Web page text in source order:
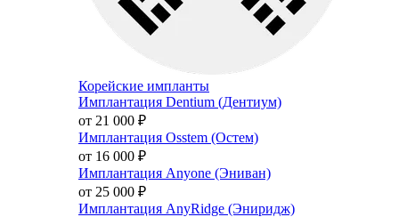
Корейские импланты
Имплантация Dentium (Дентиум)
от 21 000 ₽
Имплантация Osstem (Остем)
от 16 000 ₽
Имплантация Anyone (Эниван)
от 25 000 ₽
Имплантация AnyRidge (Эниридж)